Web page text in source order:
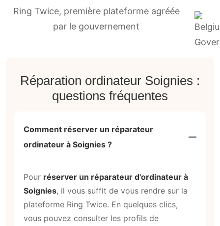
Ring Twice, première plateforme agréée
par le gouvernement
Réparation ordinateur Soignies :
questions fréquentes
Comment réserver un réparateur
ordinateur à Soignies ?
Pour réserver un réparateur d'ordinateur à
Soignies, il vous suffit de vous rendre sur la
plateforme Ring Twice. En quelques clics,
vous pouvez consulter les profils de